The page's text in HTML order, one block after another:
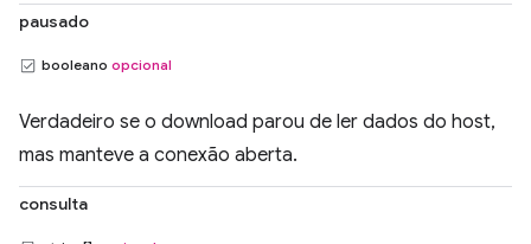
pausado
booleano opcional
Verdadeiro se o download parou de ler dados do host,
mas manteve a conexão aberta.
consulta